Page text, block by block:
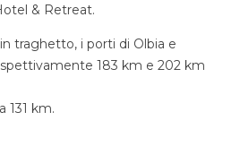
& Retreat.
traghetto, i porti di Olbia e
183 km e 202 km
131 km.